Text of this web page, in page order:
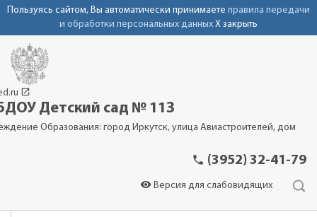
Пользуясь сайтом, Вы автоматически принимаете правила передачи
и обработки персональных данных X закрыть
launch
Детский сад № 113
Образования: город Иркутск, улица Авиастроителей, дом
phone (3952) 32-41-79
visibility Версия для слабовидящих